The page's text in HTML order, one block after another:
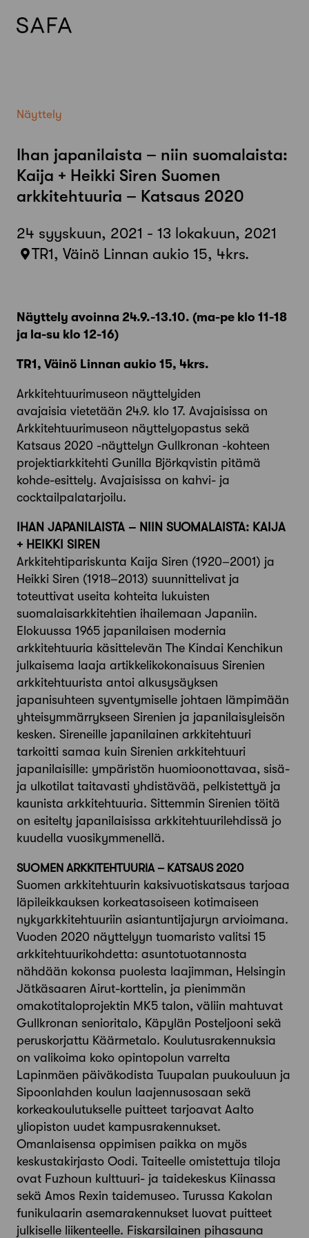
Näyttely
Ihan japanilaista – niin suomalaista:
Kaija + Heikki Siren Suomen
arkkitehtuuria – Katsaus 2020
24 syyskuun, 2021 - 13 lokakuun, 2021
TR1, Väinö Linnan aukio 15, 4krs.
Näyttely avoinna 24.9.-13.10. (ma-pe klo 11-18
ja la-su klo 12-16)
TR1, Väinö Linnan aukio 15, 4krs.
Arkkitehtuurimuseon näyttelyiden
avajaisia vietetään 24.9. klo 17. Avajaisissa on
Arkkitehtuurimuseon näyttelyopastus sekä
Katsaus 2020 -näyttelyn Gullkronan -kohteen
projektiarkkitehti Gunilla Björkqvistin pitämä
kohde-esittely. Avajaisissa on kahvi- ja
cocktailpalatarjoilu.
IHAN JAPANILAISTA – NIIN SUOMALAISTA: KAIJA
+ HEIKKI SIREN
Arkkitehtipariskunta Kaija Siren (1920–2001) ja
Heikki Siren (1918–2013) suunnittelivat ja
toteuttivat useita kohteita lukuisten
suomalaisarkkitehtien ihailemaan Japaniin.
Elokuussa 1965 japanilaisen modernia
arkkitehtuuria käsittelevän The Kindai Kenchikun
julkaisema laaja artikkelikokonaisuus Sirenien
arkkitehtuurista antoi alkusysäyksen
japanisuhteen syventymiselle johtaen lämpimään
yhteisymmärrykseen Sirenien ja japanilaisyleisön
kesken. Sireneille japanilainen arkkitehtuuri
tarkoitti samaa kuin Sirenien arkkitehtuuri
japanilaisille: ympäristön huomioonottavaa, sisä-
ja ulkotilat taitavasti yhdistävää, pelkistettyä ja
kaunista arkkitehtuuria. Sittemmin Sirenien töitä
on esitelty japanilaisissa arkkitehtuurilehdissä jo
kuudella vuosikymmenellä.
SUOMEN ARKKITEHTUURIA – KATSAUS 2020
Suomen arkkitehtuurin kaksivuotiskatsaus tarjoaa
läpileikkauksen korkeatasoiseen kotimaiseen
nykyarkkitehtuuriin asiantuntijajuryn arvioimana.
Vuoden 2020 näyttelyyn tuomaristo valitsi 15
arkkitehtuurikohdetta: asuntotuotannosta
nähdään kokonsa puolesta laajimman, Helsingin
Jätkäsaaren Airut-korttelin, ja pienimmän
omakotitaloprojektin MK5 talon, väliin mahtuvat
Gullkronan senioritalo, Käpylän Posteljooni sekä
peruskorjattu Käärmetalo. Koulutusrakennuksia
on valikoima koko opintopolun varrelta
Lapinmäen päiväkodista Tuupalan puukouluun ja
Sipoonlahden koulun laajennusosaan sekä
korkeakoulutukselle puitteet tarjoavat Aalto
yliopiston uudet kampusrakennukset.
Omanlaisensa oppimisen paikka on myös
keskustakirjasto Oodi. Taiteelle omistettuja tiloja
ovat Fuzhoun kulttuuri- ja taidekeskus Kiinassa
sekä Amos Rexin taidemuseo. Turussa Kakolan
funikulaarin asemarakennukset luovat puitteet
julkiselle liikenteelle. Fiskarsilainen pihasauna